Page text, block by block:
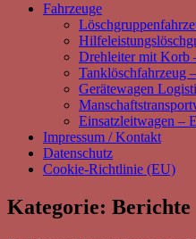
Fahrzeuge
Drehleiter mit Korb
Tanklöschfahrzeug
Gerätewagen
Einsatzleitwagen –
Impressum / Kontakt
Datenschutz
Cookie-Richtlinie (EU)
Kategorie: Berichte